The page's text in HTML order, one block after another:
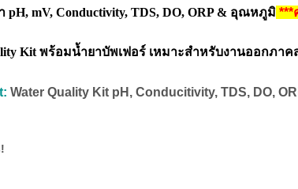
pH, mV, Conductivity, TDS,DO, ORP & อุณหภูมิ ***
Kitพร้อมน้ำยาบัพเฟอร์ เหมาะสำหรับงานออกภาค
Water Quality Kit pH, Conducitivity, TDS, DO,